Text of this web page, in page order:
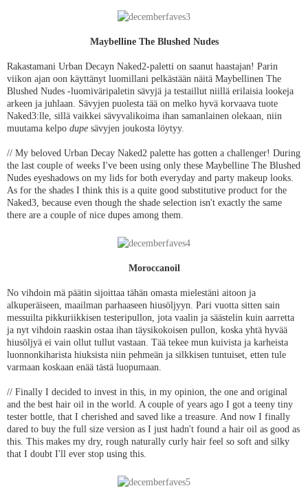
Maybelline The Blushed Nudes
Rakastamani Urban Decayn Naked2-paletti on saanut haastajan! Parin
viikon ajan oon käyttänyt luomillani pelkästään näitä Maybellinen The
Blushed Nudes -luomiväripaletin sävyjä ja testaillut niillä erilaisia lookeja
arkeen ja juhlaan. Sävyjen puolesta tää on melko hyvä korvaava tuote
Naked3:lle, sillä vaikkei sävyvalikoima ihan samanlainen olekaan, niin
muutama kelpo dupe sävyjen joukosta löytyy.
// My beloved Urban Decay Naked2 palette has gotten a challenger! During
the last couple of weeks I've been using only these Maybelline The Blushed
Nudes eyeshadows on my lids for both everyday and party makeup looks.
As for the shades I think this is a quite good substitutive product for the
Naked3, because even though the shade selection isn't exactly the same
there are a couple of nice dupes among them.
Moroccanoil
No vihdoin mä päätin sijoittaa tähän omasta mielestäni aitoon ja
alkuperäiseen, maailman parhaaseen hiusöljyyn. Pari vuotta sitten sain
messuilta pikkuriikkisen testeripullon, jota vaalin ja säästelin kuin aarretta
ja nyt vihdoin raaskin ostaa ihan täysikokoisen pullon, koska yhtä hyvää
hiusöljyä ei vain ollut tullut vastaan. Tää tekee mun kuivista ja karheista
luonnonkiharista hiuksista niin pehmeän ja silkkisen tuntuiset, etten tule
varmaan koskaan enää tästä luopumaan.
// Finally I decided to invest in this, in my opinion, the one and original
and the best hair oil in the world. A couple of years ago I got a teeny tiny
tester bottle, that I cherished and saved like a treasure. And now I finally
dared to buy the full size version as I just hadn't found a hair oil as good as
this. This makes my dry, rough naturally curly hair feel so soft and silky
that I doubt I'll ever stop using this.